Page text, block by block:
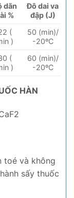
dãn
%
Đô dai va
đập (J)
(
)
50 (min)/
-20ºC
(
)
60 (min)/
-20ºC
HÀN
toé và không
sấy thuốc